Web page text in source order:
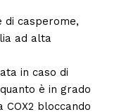
casperome,
ad alta
in caso di
è in grado
bloccando